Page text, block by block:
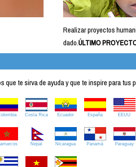
Realizar proyectos
dado.ÚLTIMO
te sirva de ayuda y que te inspire para tus
Costa Rica Ecuador España EEUU
Nepal Nicaragua Panamá Paraguay